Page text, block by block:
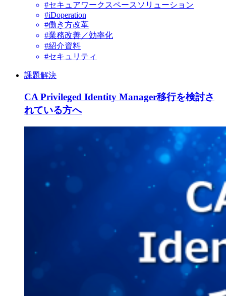
#セキュアワークスペースソリューション
#iDoperation
#働き方改革
#業務改善／効率化
#紹介資料
#セキュリティ
課題解決
CA Privileged Identity Manager移行を検討さ
れている方へ